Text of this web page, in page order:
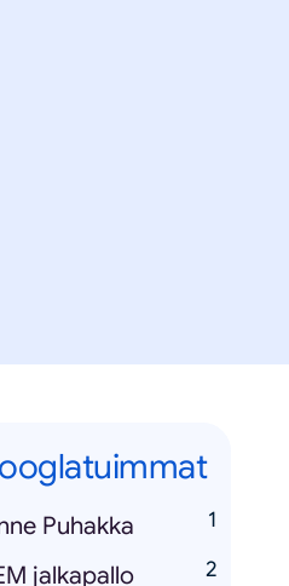
Puhakka
jalkapallo